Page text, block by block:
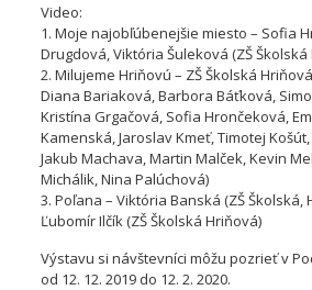
Video:
1. Moje najobľúbenejšie miesto – Sofia
Drugdová, Viktória Šuleková (ZŠ Školská
2. Milujeme Hriňovú – ZŠ Školská
Diana Bariaková, Barbora Báťková,
Kristína Grgačová, Sofia Hrončeková,
Kamenská, Jaroslav Kmeť, Timotej
Jakub Machava, Martin Malček, Kevin
Michálik, Nina Palúchová)
3. Poľana – Viktória Banská (ZŠ Školská,
Ľubomír Ilčík (ZŠ Školská Hriňová)
Výstavu si návštevníci môžu pozrieť v
od 12. 12. 2019 do 12. 2. 2020.